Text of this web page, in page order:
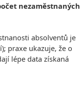
nezaměstnaných
absolventů je
praxe ukazuje, že o
lépe data získaná